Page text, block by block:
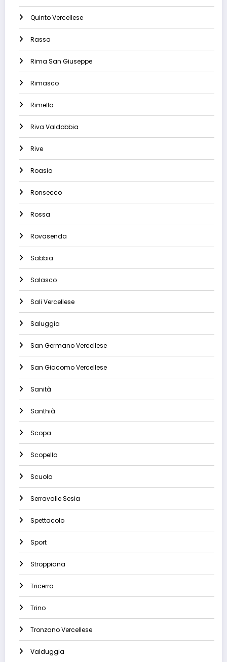
Quinto Vercellese
Rassa
Rima San Giuseppe
Rimasco
Rimella
Riva Valdobbia
Rive
Roasio
Ronsecco
Rossa
Rovasenda
Sabbia
Salasco
Sali Vercellese
Saluggia
San Germano Vercellese
San Giacomo Vercellese
Sanità
Santhià
Scopa
Scopello
Scuola
Serravalle Sesia
Spettacolo
Sport
Stroppiana
Tricerro
Trino
Tronzano Vercellese
Valduggia